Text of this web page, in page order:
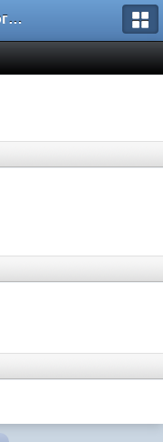
Форум игрового проекта Riverrise